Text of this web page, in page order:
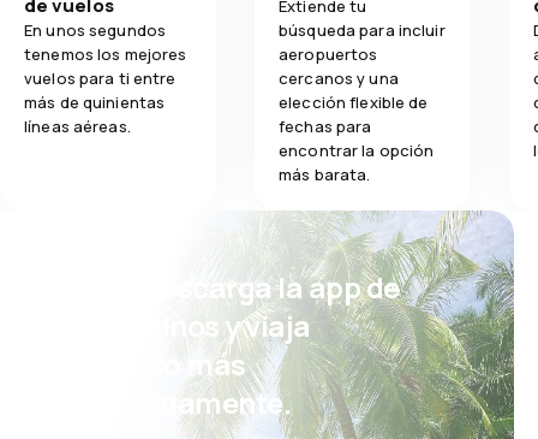
Comidas 3.0
de vuelos
En unos segundos
tenemos los mejores
vuelos para ti entre
más de quinientas
líneas aéreas.
Extiende tu
búsqueda para incluir
aeropuertos
cercanos y una
elección flexible de
fechas para
encontrar la opción
más barata.
¡Eh! Descarga la app de
eDestinos y viaja
incluso más
cómodamente.